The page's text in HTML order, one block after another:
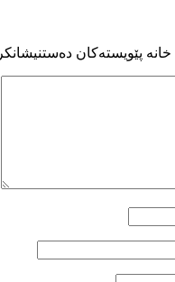
خانە پێویستەکان